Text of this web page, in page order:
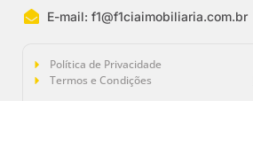
E-mail:f1@f1ciaimobiliaria.com.br
Política de Privacidade
Termos e Condições